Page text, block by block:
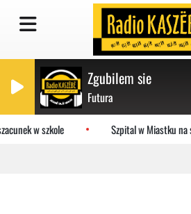
Zgubilem sie
Futura
w szkole Szpital w Miastku na